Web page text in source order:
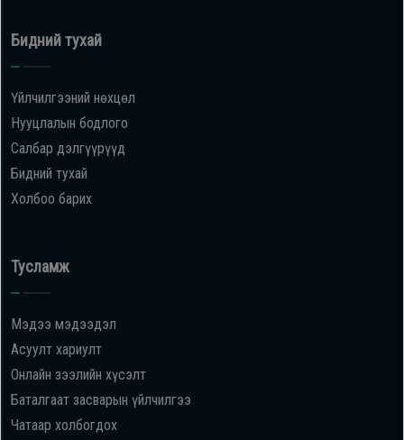
Бидний тухай
Үйлчилгээний нөхцөл
Нууцлалын бодлого
Салбар дэлгүүрүүд
Бидний тухай
Холбоо барих
Тусламж
Мэдээ мэдээдэл
Асуулт хариулт
Онлайн зээлийн хүсэлт
Баталгаат засварын үйлчилгээ
Чатаар холбогдох